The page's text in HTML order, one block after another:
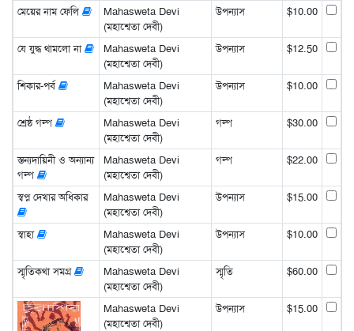
মেয়ের নাম ফেলি
Mahasweta Devi
(মহাশ্বেতা দেবী)
উপন্যাস $10.00
যে যুদ্ধ থামলো না
Mahasweta Devi
(মহাশ্বেতা দেবী)
উপন্যাস $12.50
শিকার-পর্ব
Mahasweta Devi
(মহাশ্বেতা দেবী)
উপন্যাস $10.00
শ্রেষ্ঠ গল্প
Mahasweta Devi
(মহাশ্বেতা দেবী)
গল্প $30.00
স্তন্যদায়িনী ও অন্যান্য
গল্প
Mahasweta Devi
(মহাশ্বেতা দেবী)
গল্প $22.00
স্বপ্ন দেখার অধিকার
Mahasweta Devi
(মহাশ্বেতা দেবী)
উপন্যাস $15.00
স্বাহা
Mahasweta Devi
(মহাশ্বেতা দেবী)
উপন্যাস $10.00
স্মৃতিকথা সমগ্র
Mahasweta Devi
(মহাশ্বেতা দেবী)
স্মৃতি $60.00
Mahasweta Devi
(মহাশ্বেতা দেবী)
উপন্যাস $15.00